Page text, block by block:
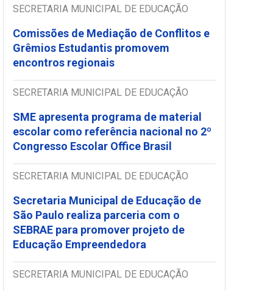
SECRETARIA MUNICIPAL DE EDUCAÇÃO
Comissões de Mediação de Conflitos e
Grêmios Estudantis promovem
encontros regionais
SECRETARIA MUNICIPAL DE EDUCAÇÃO
SME apresenta programa de material
escolar como referência nacional no 2º
Congresso Escolar Office Brasil
SECRETARIA MUNICIPAL DE EDUCAÇÃO
Secretaria Municipal de Educação de
São Paulo realiza parceria com o
SEBRAE para promover projeto de
Educação Empreendedora
SECRETARIA MUNICIPAL DE EDUCAÇÃO